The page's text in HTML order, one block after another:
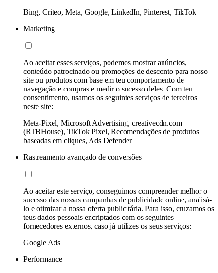
Bing, Criteo, Meta, Google, LinkedIn, Pinterest, TikTok
Marketing
Ao aceitar esses serviços, podemos mostrar anúncios,
conteúdo patrocinado ou promoções de desconto para nosso
site ou produtos com base em teu comportamento de
navegação e compras e medir o sucesso deles. Com teu
consentimento, usamos os seguintes serviços de terceiros
neste site:
Meta-Pixel, Microsoft Advertising, creativecdn.com
(RTBHouse), TikTok Pixel, Recomendações de produtos
baseadas em cliques, Ads Defender
Rastreamento avançado de conversões
Ao aceitar este serviço, conseguimos compreender melhor o
sucesso das nossas campanhas de publicidade online, analisá-
lo e otimizar a nossa oferta publicitária. Para isso, cruzamos os
teus dados pessoais encriptados com os seguintes
fornecedores externos, caso já utilizes os seus serviços:
Google Ads
Performance